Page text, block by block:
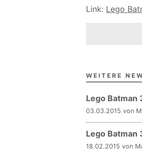
Link: Lego
WEITERE
Lego Batman
03.03.2015 von
Lego Batman
18.02.2015 von